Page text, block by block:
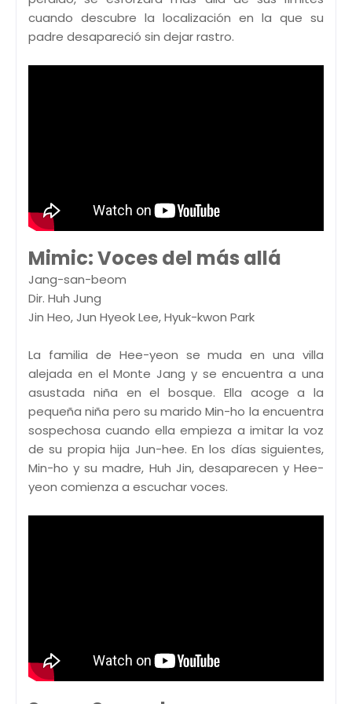
cuando descubre la localización en la que su
padre desapareció sin dejar rastro.
Mimic: Voces del más allá
Jang-san-beom
Dir. Huh Jung
Jin Heo, Jun Hyeok Lee, Hyuk-kwon Park
La familia de Hee-yeon se muda en una villa
alejada en el Monte Jang y se encuentra a una
asustada niña en el bosque. Ella acoge a la
pequeña niña pero su marido Min-ho la encuentra
sospechosa cuando ella empieza a imitar la voz
de su propia hija Jun-hee. En los días siguientes,
Min-ho y su madre, Huh Jin, desaparecen y Hee-
yeon comienza a escuchar voces.